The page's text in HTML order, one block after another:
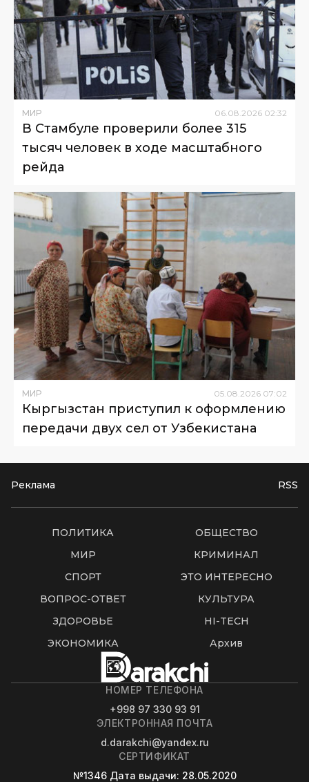
МИР 06.08.2026 02:32
В Стамбуле проверили более 315
тысяч человек в ходе масштабного
рейда
МИР 05.08.2026 07:02
Кыргызстан приступил к оформлению
передачи двух сел от Узбекистана
Реклама RSS
ПОЛИТИКА
ОБЩЕСТВО
МИР
КРИМИНАЛ
СПОРТ
ЭТО ИНТЕРЕСНО
ВОПРОС-ОТВЕТ
КУЛЬТУРА
ЗДОРОВЬЕ
HI-TECH
ЭКОНОМИКА
Архив
НОМЕР ТЕЛЕФОНА
+998 97 330 93 91
ЭЛЕКТРОННАЯ ПОЧТА
d.darakchi@yandex.ru
СЕРТИФИКАТ
№1346 Дата выдачи: 28.05.2020